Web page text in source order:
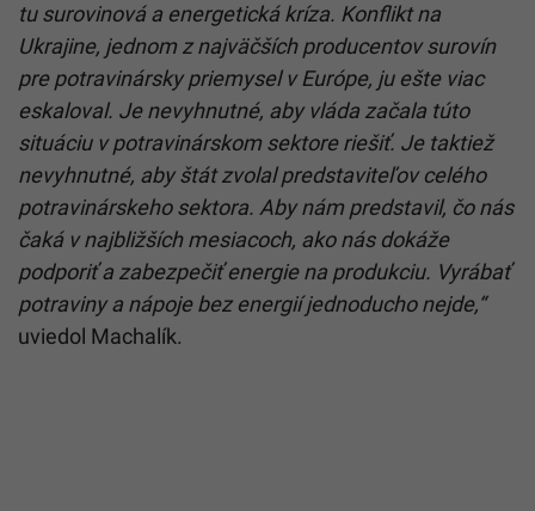
tu surovinová a energetická kríza. Konflikt na
Ukrajine, jednom z najväčších producentov surovín
pre potravinársky priemysel v Európe, ju ešte viac
eskaloval. Je nevyhnutné, aby vláda začala túto
situáciu v potravinárskom sektore riešiť. Je taktiež
nevyhnutné, aby štát zvolal predstaviteľov celého
potravinárskeho sektora. Aby nám predstavil, čo nás
čaká v najbližších mesiacoch, ako nás dokáže
podporiť a zabezpečiť energie na produkciu. Vyrábať
potraviny a nápoje bez energií jednoducho nejde,“
uviedol Machalík.